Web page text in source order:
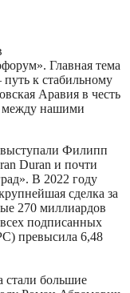
Главная тема
к стабильному
Аравия в честь
между нашими
Филипп
Duran и почти
В 2022 году
сделка за
270 миллиардов
подписанных
превысила 6,48
стали большие